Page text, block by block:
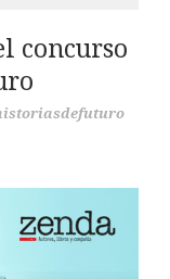
concurso